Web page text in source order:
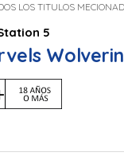
LOS TITULOS
5